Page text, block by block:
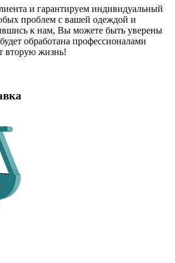
и гарантируем индивидуальный
проблем с вашей одеждой и
к нам, Вы можете быть уверены
обработана профессионалами
вторую жизнь!